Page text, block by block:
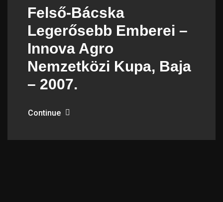
Felső-Bácska
Legerősebb Emberei –
Innova Agro
Nemzetközi Kupa, Baja
– 2007.
Continue